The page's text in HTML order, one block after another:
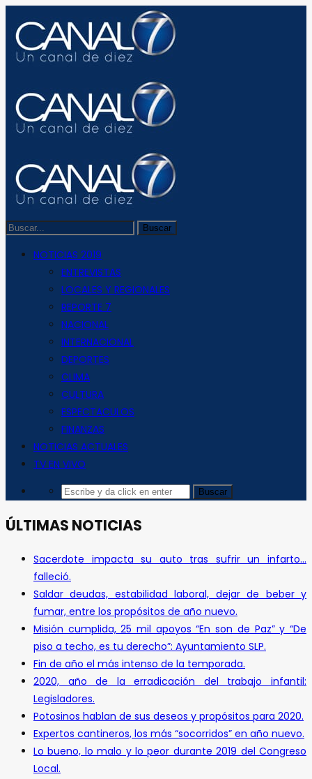
NOTICIAS 2019
ENTREVISTAS
LOCALES Y REGIONALES
REPORTE 7
NACIONAL
INTERNACIONAL
DEPORTES
CLIMA
CULTURA
ESPECTACULOS
FINANZAS
NOTICIAS ACTUALES
TV EN VIVO
ÚLTIMAS NOTICIAS
Sacerdote impacta su auto tras sufrir un infarto…
falleció.
Saldar deudas, estabilidad laboral, dejar de beber y
fumar, entre los propósitos de año nuevo.
Misión cumplida, 25 mil apoyos “En son de Paz” y “De
piso a techo, es tu derecho”: Ayuntamiento SLP.
Fin de año el más intenso de la temporada.
2020, año de la erradicación del trabajo infantil:
Legisladores.
Potosinos hablan de sus deseos y propósitos para 2020.
Expertos cantineros, los más “socorridos” en año nuevo.
Lo bueno, lo malo y lo peor durante 2019 del Congreso
Local.